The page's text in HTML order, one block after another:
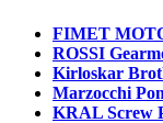
FIMET
ROSSI
Kirloskar
Marzocchi
KRAL Screw